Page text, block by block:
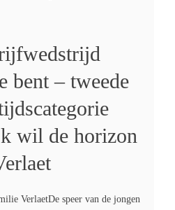
bent – tweede
wil de horizon
VerlaetDe speer van de jongen